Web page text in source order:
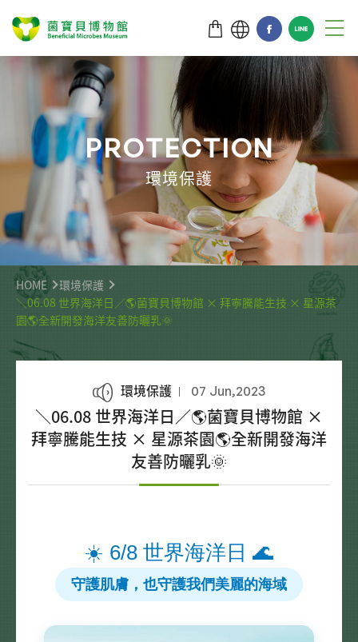
PROTECTION
環境保護
HOME
環境保護
＼06.08 世界海洋日／🌎菌寶貝博物館 × 拜寧騰能生技 × 星源茶
園🌎全新開發海洋友善防曬乳🌞
環境保護 07 Jun,2023
＼06.08 世界海洋日／🌎菌寶貝博物館 ×
拜寧騰能生技 × 星源茶園🌎全新開發海洋
友善防曬乳🌞
☀️ 6/8 世界海洋日 🌊
守護肌膚，也守護我們美麗的海域